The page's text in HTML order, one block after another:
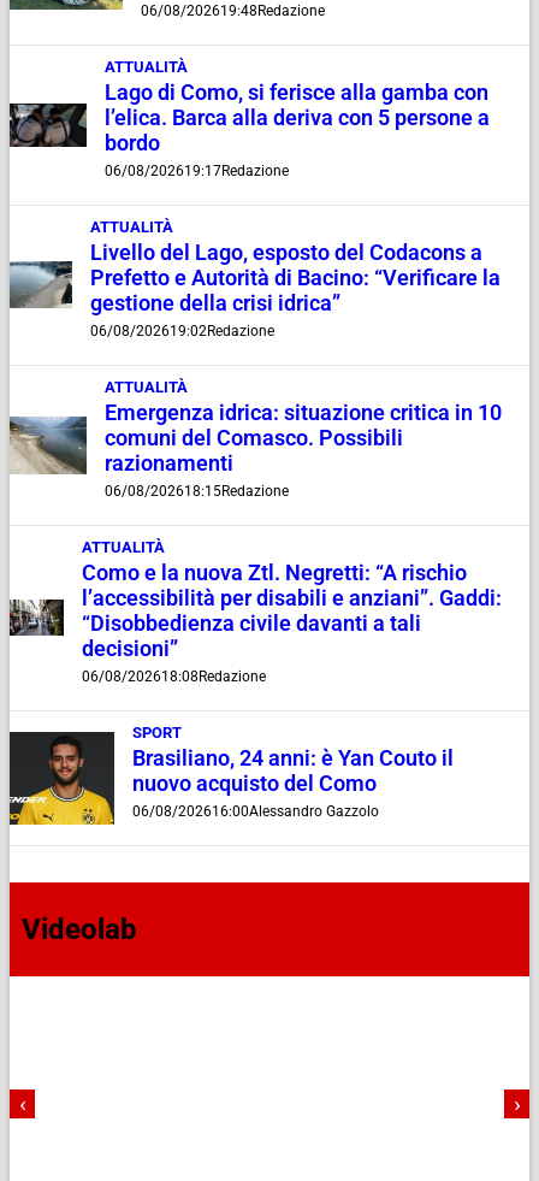
06/08/202619:48 Redazione
ATTUALITÀ
Lago di Como, si ferisce alla gamba con
l’elica. Barca alla deriva con 5 persone a
bordo
06/08/202619:17Redazione
ATTUALITÀ
Livello del Lago, esposto del Codacons a
Prefetto e Autorità di Bacino: “Verificare la
gestione della crisi idrica”
06/08/202619:02Redazione
ATTUALITÀ
Emergenza idrica: situazione critica in 10
comuni del Comasco. Possibili
razionamenti
06/08/202618:15Redazione
ATTUALITÀ
Como e la nuova Ztl. Negretti: “A rischio
l’accessibilità per disabili e anziani”. Gaddi:
“Disobbedienza civile davanti a tali
decisioni”
06/08/202618:08 Redazione
SPORT
Brasiliano, 24 anni: è Yan Couto il
nuovo acquisto del Como
06/08/202616:00Alessandro Gazzolo
Videolab
‹ ›